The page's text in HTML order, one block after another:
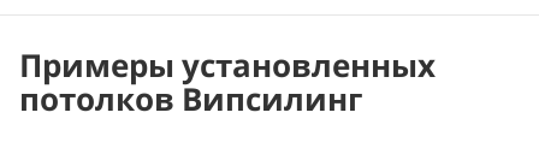
Примеры установленных
потолков Випсилинг